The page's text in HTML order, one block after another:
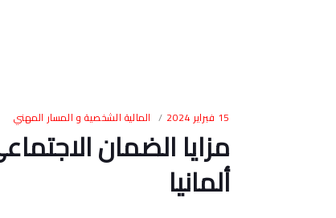
15 فبراير 2024 المالية الشخصية و المسار المهني
مزايا الضمان
ألمانيا